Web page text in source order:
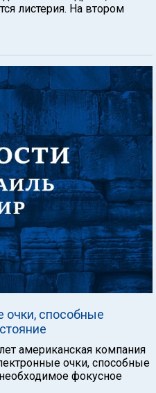
листерия. На втором
очки, способные
американская компания
очки, способные
фокусное